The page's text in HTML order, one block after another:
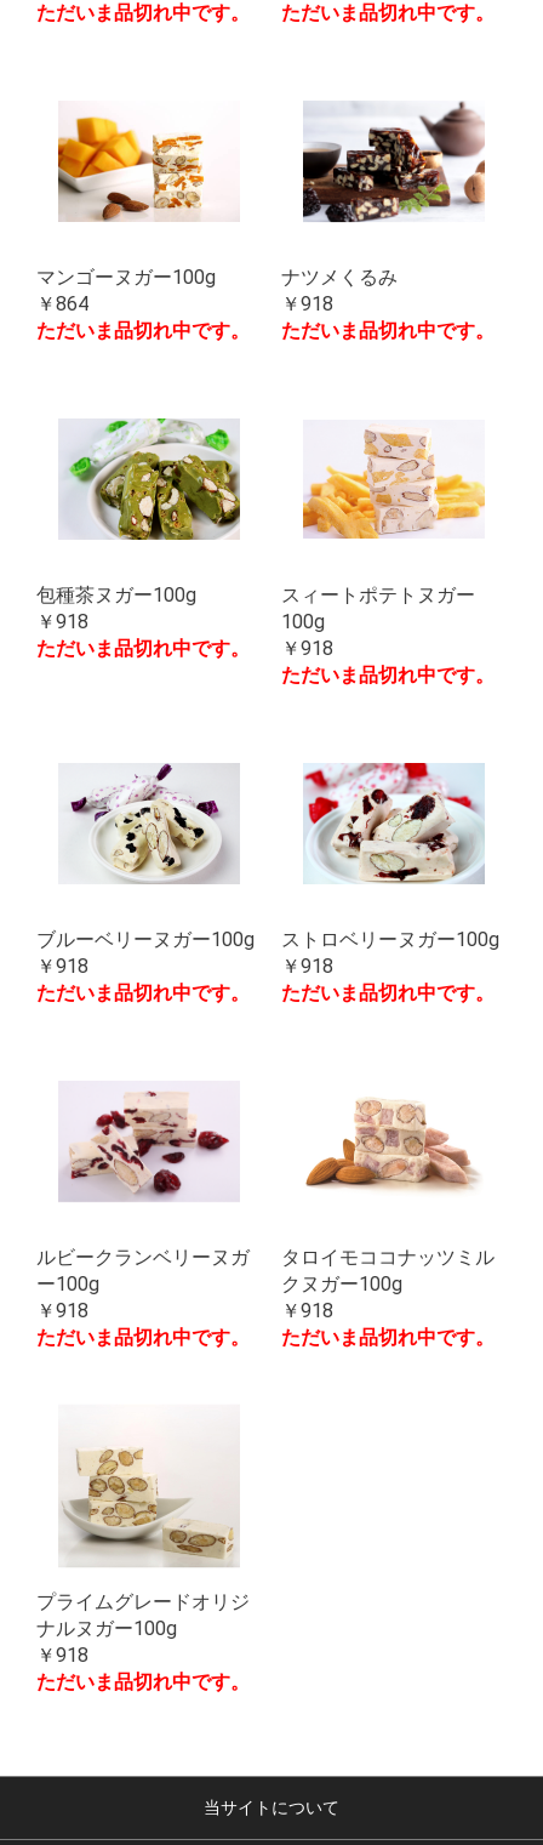
ただいま品切れ中です。
ただいま品切れ中です。
マンゴーヌガー100g
￥864
ただいま品切れ中です。
ナツメくるみ
￥918
ただいま品切れ中です。
包種茶ヌガー100g
￥918
ただいま品切れ中です。
スィートポテトヌガー
100g
￥918
ただいま品切れ中です。
ブルーベリーヌガー100g
￥918
ただいま品切れ中です。
ストロベリーヌガー100g
￥918
ただいま品切れ中です。
ルビークランベリーヌガ
ー100g
￥918
ただいま品切れ中です。
タロイモココナッツミル
クヌガー100g
￥918
ただいま品切れ中です。
プライムグレードオリジ
ナルヌガー100g
￥918
ただいま品切れ中です。
当サイトについて